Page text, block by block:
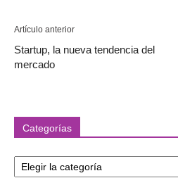
Artículo anterior
Startup, la nueva tendencia del
mercado
Categorías